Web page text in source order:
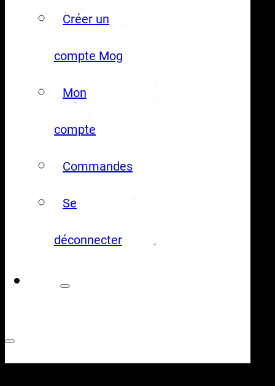
Créer un
compte Mog
Mon
compte
Commandes
Se
déconnecter